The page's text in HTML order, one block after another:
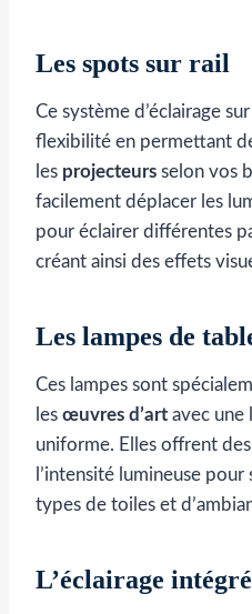
Les spots sur rail
Ce système d’éclairage
flexibilité en permettant
les projecteurs selon vos
facilement déplacer les
pour éclairer différentes
créant ainsi des effets
Les lampes de
Ces lampes sont
les œuvres d’art avec une
uniforme. Elles offrent
l’intensité lumineuse
types de toiles et
L’éclairage